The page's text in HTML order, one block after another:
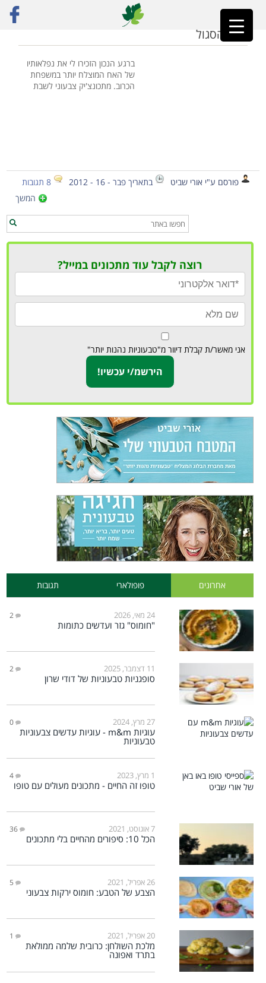
ראשי»כרוב כבוש
הזמן הסגול
ברגע הנכון הזכירו לי את נפלאותיו
של האח המוצלח יותר במשפחת
הכרוב. מתכונצ'יק צבעוני לשבת
פורסם ע"י אורי שביט בתאריך פבר - 16 - 2012
8 תגובות
המשך
רוצה לקבל עוד מתכונים במייל?
אני מאשר/ת קבלת דיוור מ"טבעוניות נהנות יותר"
אחרונים פופולארי תגובות
24 מאי, 2026 2
"חומוס" גזר ועדשים כתומות
11 דצמבר, 2025 2
סופגניות טבעוניות של דודי שרון
27 מרץ, 2024 0
עוגיות m&m - עוגיות עדשים צבעוניות
טבעוניות
1 מרץ, 2023 4
טופו זה החיים - מתכונים מעולים עם טופו
7 אוגוסט, 2021 36
הכל 10: סיפורים מהחיים בלי מתכונים
26 אפריל, 2021 5
הצבע של הטבע: חומוס ירקות צבעוני
20 אפריל, 2021 1
מלכת השולחן: כרובית שלמה ממולאת
בתרד ואפונה